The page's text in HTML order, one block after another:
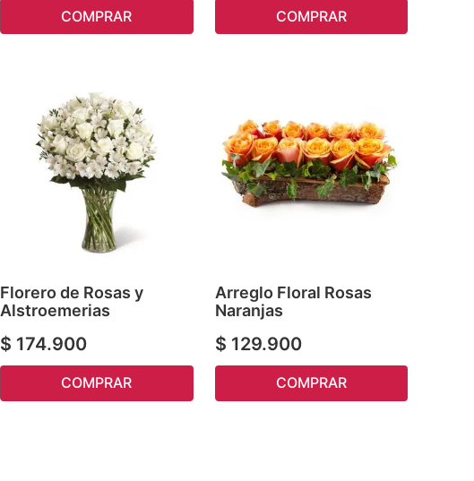
COMPRAR COMPRAR
Florero de Rosas y
Alstroemerias
$ 174.900
COMPRAR
Arreglo Floral Rosas
Naranjas
$ 129.900
COMPRAR